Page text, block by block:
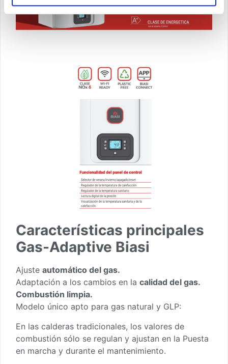
Características principales
Gas-Adaptive Biasi
Ajuste automático del gas.
Adaptación a los cambios en la calidad del gas.
Combustión limpia.
Modelo único apto para gas natural y GLP:
En las calderas tradicionales, los valores de
combustión sólo se regulan y ajustan en la Puesta
en marcha y durante el mantenimiento.